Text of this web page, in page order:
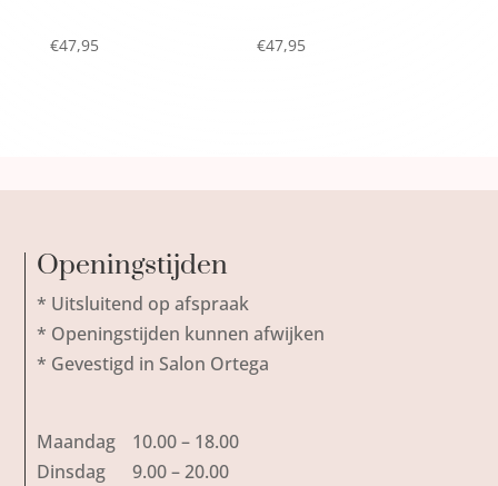
€47,95 €47,95
Openingstijden
* Uitsluitend op afspraak
* Openingstijden kunnen afwijken
* Gevestigd in Salon Ortega
Maandag
Dinsdag
10.00 – 18.00
9.00 – 20.00